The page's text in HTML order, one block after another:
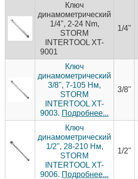
Ключ
динамометрический
1/4", 2-24 Nm,
STORM
INTERTOOL XT-
9001
1/4"
Ключ
динамометрический
3/8", 7-105 Нм,
STORM
INTERTOOL XT-
9003. Подробнее...
3/8"
Ключ
динамометрический
1/2", 28-210 Нм,
STORM
INTERTOOL XT-
9006. Подробнее...
1/2"